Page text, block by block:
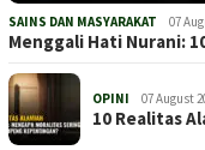
SAINS DAN MASYARAKAT 07
Menggali Hati Nurani:
OPINI 07 August
10 Realitas